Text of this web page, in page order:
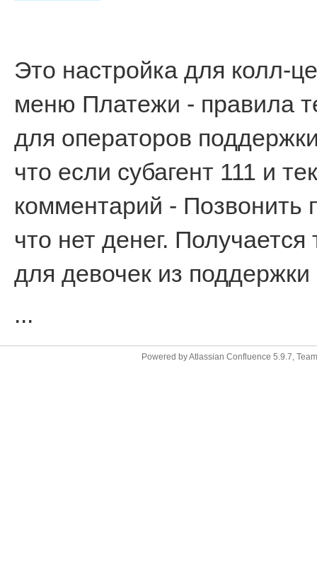
Это настройка для колл-
меню Платежи - правила
для операторов
что если субагент 111 и
комментарий - Позвонить
что нет денег.
для девочек из поддержки
...
Powered byAtlassian Confluence 5.9.7,